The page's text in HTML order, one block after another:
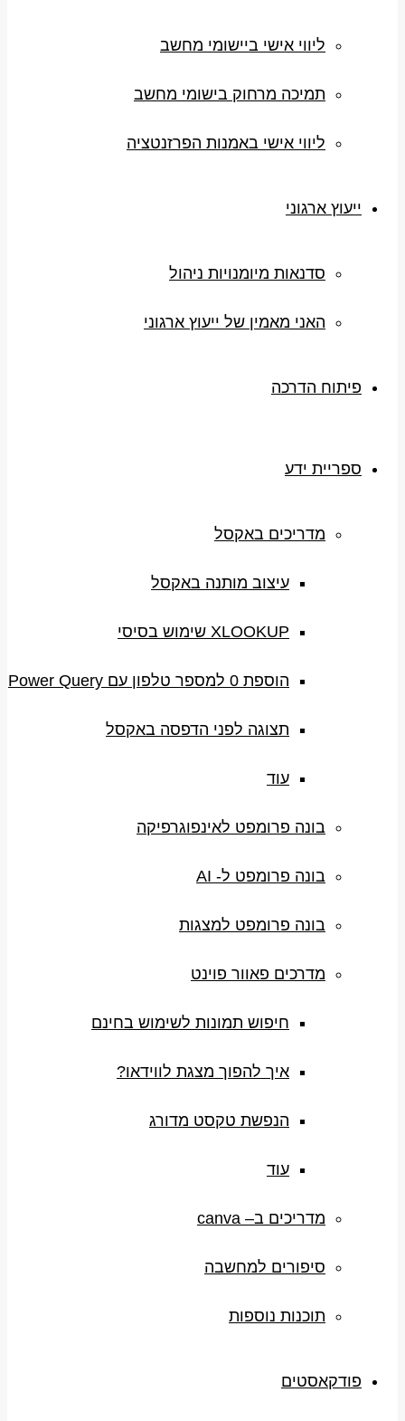
ליווי אישי ביישומי מחשב
תמיכה מרחוק בישומי מחשב
ליווי אישי באמנות הפרזנטציה
ייעוץ ארגוני
סדנאות מיומנויות ניהול
האני מאמין של ייעוץ ארגוני
פיתוח הדרכה
ספריית ידע
מדריכים באקסל
עיצוב מותנה באקסל
XLOOKUP שימוש בסיסי
הוספת 0 למספר טלפון עם Power Query
תצוגה לפני הדפסה באקסל
עוד
בונה פרומפט לאינפוגרפיקה
בונה פרומפט ל- AI
בונה פרומפט למצגות
מדרכים פאוור פוינט
חיפוש תמונות לשימוש בחינם
איך להפוך מצגת לווידאו?
הנפשת טקסט מדורג
עוד
מדריכים ב– canva
סיפורים למחשבה
תוכנות נוספות
פודקאסטים